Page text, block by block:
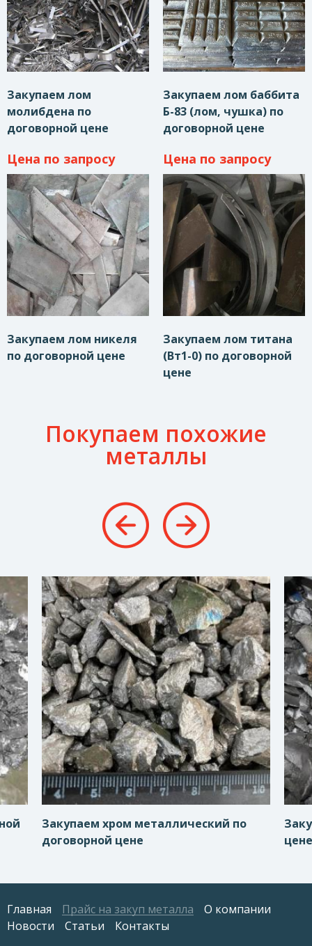
Закупаем лом
молибдена по
договорной цене
Закупаем лом баббита
Б-83 (лом, чушка) по
договорной цене
Цена по запросу
Закупаем лом никеля
по договорной цене
Цена по запросу
Закупаем лом титана
(Вт1-0) по договорной
цене
Покупаем похожие
металлы
Закупаем хром металлический по
договорной цене
цене
Главная Прайс на закуп металла
О компании
Новости
Статьи Контакты